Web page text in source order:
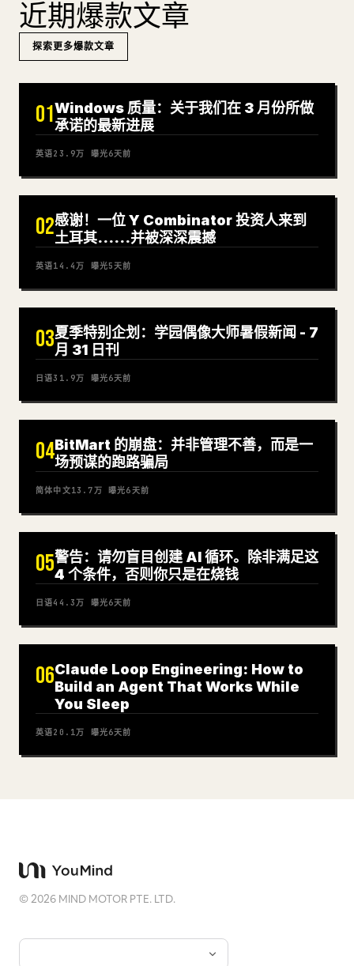
近期爆款文章
探索更多爆款文章
01Windows 质量：关于我们在 3 月份所做
承诺的最新进展
英语23.9万 曝光6天前
02感谢！一位 Y Combinator 投资人来到
土耳其……并被深深震撼
英语14.4万 曝光5天前
03夏季特别企划：学园偶像大师暑假新闻 - 7
月 31 日刊
日语31.9万 曝光6天前
04BitMart 的崩盘：并非管理不善，而是一
场预谋的跑路骗局
简体中文13.7万 曝光6天前
05警告：请勿盲目创建 AI 循环。除非满足这
4 个条件，否则你只是在烧钱
日语44.3万 曝光6天前
06Claude Loop Engineering: How to
Build an Agent That Works While
You Sleep
英语20.1万 曝光6天前
©2026 MIND MOTOR PTE. LTD.